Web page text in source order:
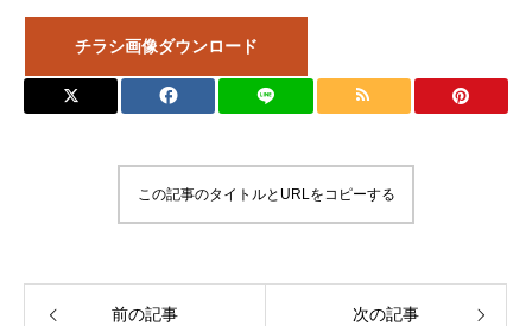
チラシ画像ダウンロード
この記事のタイトルとURLをコピーする
前の記事 次の記事